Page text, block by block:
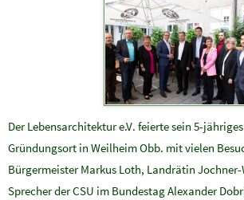
Der Lebensarchitektur e.V. feierte sein 5-
Gründungsort in Weilheim Obb. mit vielen
Bürgermeister Markus Loth, Landrätin
Sprecher der CSU im Bundestag Alexander